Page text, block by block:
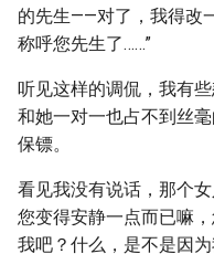
的先生——对了，我得改
称呼您先生了……”
听见这样的调侃，我有
和她一对一也占不到丝
保镖。
看见我没有说话，那个
您变得安静一点而已嘛
我吧？什么，是不是因